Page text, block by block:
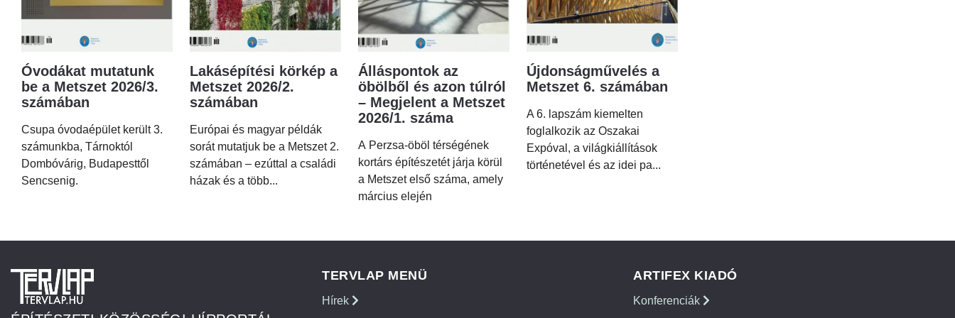
Óvodákat mutatunk
be a Metszet 2026/3.
számában
Csupa óvodaépület került 3.
számunkba, Tárnoktól
Dombóvárig, Budapesttől
Sencsenig.
Lakásépítési körkép a
Metszet 2026/2.
számában
Európai és magyar példák
sorát mutatjuk be a Metszet 2.
számában – ezúttal a családi
házak és a több...
Álláspontok az
öbölből és azon túlról
– Megjelent a Metszet
2026/1. száma
A Perzsa-öböl térségének
kortárs építészetét járja körül
a Metszet első száma, amely
március elején
Újdonságművelés a
Metszet 6. számában
A 6. lapszám kiemelten
foglalkozik az Oszakai
Expóval, a világkiállítások
történetével és az idei pa...
TERVLAP MENÜ
Hírek
ARTIFEX KIADÓ
Konferenciák